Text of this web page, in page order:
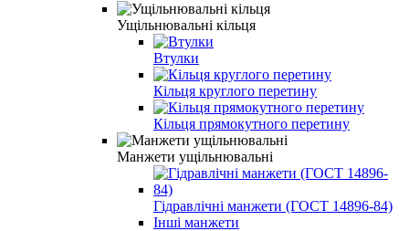
Ущільнювальні кільця
Втулки
Кільця круглого перетину
Кільця прямокутного перетину
Манжети ущільнювальні
Гідравлічні манжети (ГОСТ 14896-84)
Інші манжети